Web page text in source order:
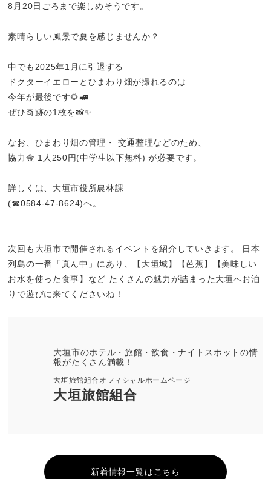
8月20日ごろまで楽しめそうです。
素晴らしい風景で夏を感じませんか？
中でも2025年1月に引退する
ドクターイエローとひまわり畑が撮れるのは
今年が最後です🌻🚅
ぜひ奇跡の1枚を📸✨
なお、ひまわり畑の管理・ 交通整理などのため、
協力金 1人250円(中学生以下無料) が必要です。
詳しくは、大垣市役所農林課
(☎0584-47-8624)へ。
次回も大垣市で開催されるイベントを紹介していきます。 日本
列島の一番「真ん中」にあり、【大垣城】【芭蕉】【美味しい
お水を使った食事】など たくさんの魅力が詰まった大垣へお泊
りで遊びに来てくださいね！
大垣市のホテル・旅館・飲食・ナイトスポットの情
報がたくさん満載！
大垣旅館組合オフィシャルホームページ
大垣旅館組合
新着情報一覧はこちら